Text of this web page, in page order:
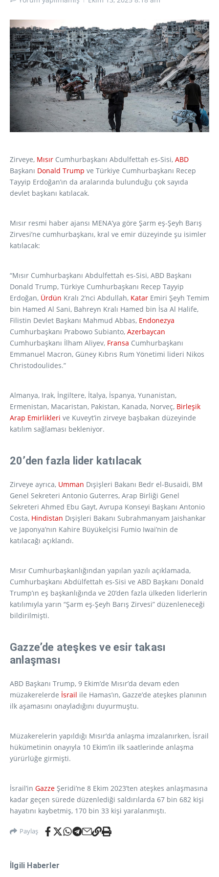
Zirveye, Mısır Cumhurbaşkanı Abdulfettah es-Sisi, ABD
Başkanı Donald Trump ve Türkiye Cumhurbaşkanı Recep
Tayyip Erdoğan’ın da aralarında bulunduğu çok sayıda
devlet başkanı katılacak.
Mısır resmi haber ajansı MENA’ya göre Şarm eş-Şeyh Barış
Zirvesi’ne cumhurbaşkanı, kral ve emir düzeyinde şu isimler
katılacak:
“Mısır Cumhurbaşkanı Abdulfettah es-Sisi, ABD Başkanı
Donald Trump, Türkiye Cumhurbaşkanı Recep Tayyip
Erdoğan, Ürdün Kralı 2’nci Abdullah, Katar Emiri Şeyh Temim
bin Hamed Al Sani, Bahreyn Kralı Hamed bin İsa Al Halife,
Filistin Devlet Başkanı Mahmud Abbas, Endonezya
Cumhurbaşkanı Prabowo Subianto, Azerbaycan
Cumhurbaşkanı İlham Aliyev, Fransa Cumhurbaşkanı
Emmanuel Macron, Güney Kıbrıs Rum Yönetimi lideri Nikos
Christodoulides.”
Almanya, Irak, İngiltere, İtalya, İspanya, Yunanistan,
Ermenistan, Macaristan, Pakistan, Kanada, Norveç, Birleşik
Arap Emirlikleri ve Kuveyt’in zirveye başbakan düzeyinde
katılım sağlaması bekleniyor.
20’den fazla lider katılacak
Zirveye ayrıca, Umman Dışişleri Bakanı Bedr el-Busaidi, BM
Genel Sekreteri Antonio Guterres, Arap Birliği Genel
Sekreteri Ahmed Ebu Gayt, Avrupa Konseyi Başkanı Antonio
Costa, Hindistan Dışişleri Bakanı Subrahmanyam Jaishankar
ve Japonya’nın Kahire Büyükelçisi Fumio Iwai’nin de
katılacağı açıklandı.
Mısır Cumhurbaşkanlığından yapılan yazılı açıklamada,
Cumhurbaşkanı Abdülfettah es-Sisi ve ABD Başkanı Donald
Trump’ın eş başkanlığında ve 20’den fazla ülkeden liderlerin
katılımıyla yarın “Şarm eş-Şeyh Barış Zirvesi” düzenleneceği
bildirilmişti.
Gazze’de ateşkes ve esir takası
anlaşması
ABD Başkanı Trump, 9 Ekim’de Mısır’da devam eden
müzakerelerde İsrail ile Hamas’ın, Gazze’de ateşkes planının
ilk aşamasını onayladığını duyurmuştu.
Müzakerelerin yapıldığı Mısır’da anlaşma imzalanırken, İsrail
hükümetinin onayıyla 10 Ekim’in ilk saatlerinde anlaşma
yürürlüğe girmişti.
İsrail’in Gazze Şeridi’ne 8 Ekim 2023’ten ateşkes anlaşmasına
kadar geçen sürede düzenlediği saldırılarda 67 bin 682 kişi
hayatını kaybetmiş, 170 bin 33 kişi yaralanmıştı.
Paylaş
İlgili Haberler